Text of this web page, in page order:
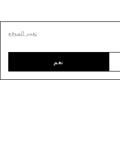
تغيير الموقع
نعم